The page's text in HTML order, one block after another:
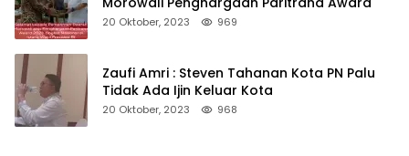
20 Oktober, 2023 969
Zaufi Amri : Steven Tahanan Kota PN Palu
Tidak Ada Ijin Keluar Kota
20 Oktober, 2023 968